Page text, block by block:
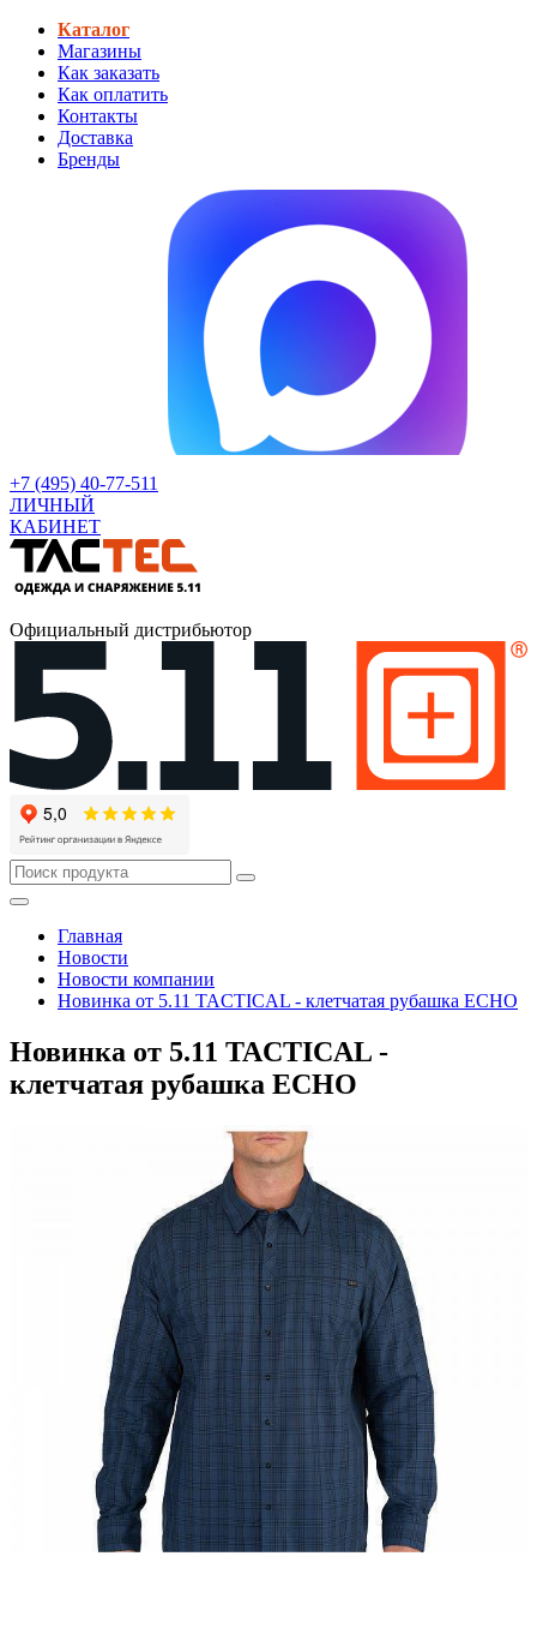
Каталог
Магазины
Как заказать
Как оплатить
Контакты
Доставка
Бренды
+7 (495) 40-77-511
ЛИЧНЫЙ
КАБИНЕТ
Официальный дистрибьютор
Главная
Новости
Новости компании
Новинка от 5.11 TACTICAL - клетчатая рубашка ECHO
Новинка от 5.11 TACTICAL -
клетчатая рубашка ECHO